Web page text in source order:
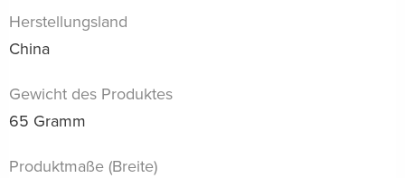
Herstellungsland
China
Gewicht des Produktes
65 Gramm
Produktmaße (Breite)